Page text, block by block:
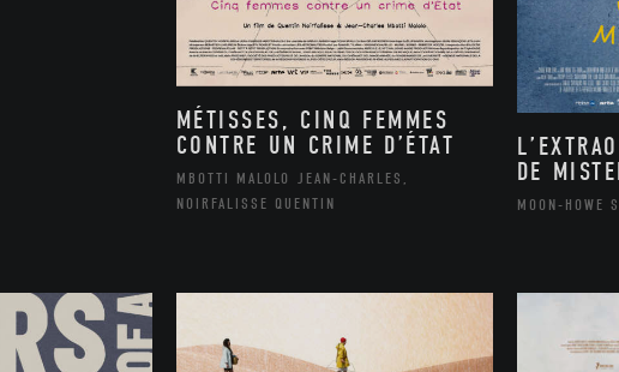
MÉTISSES, CINQ FEMMES
CONTRE UN CRIME D’ÉTAT
MBOTTI MALOLO JEAN-CHARLES,
NOIRFALISSE QUENTIN
DE
MOON-HOWE